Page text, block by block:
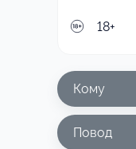
18+
Кому
Повод